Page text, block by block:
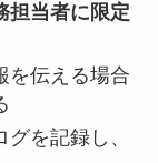
担当者に限定
を伝える場合
を記録し、